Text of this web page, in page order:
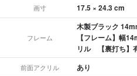
画寸 17.5 × 24.3 cm
フレーム
木製ブラック
【フレーム】幅
リル 【裏打ち】
前面アクリル あり